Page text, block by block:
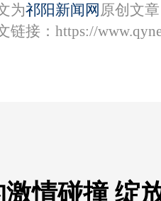
为祁阳新闻网 原创文
链接： https://
情碰撞 绽